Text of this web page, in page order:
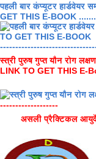
पहली बार कंप्यूटर हार्डवेयर
GET THIS E-BOOK .......
स्त्री पुरुष गुप्त यौन रोग
LINK TO GET THIS E-
-------------------
असली प्रैक्टिकल